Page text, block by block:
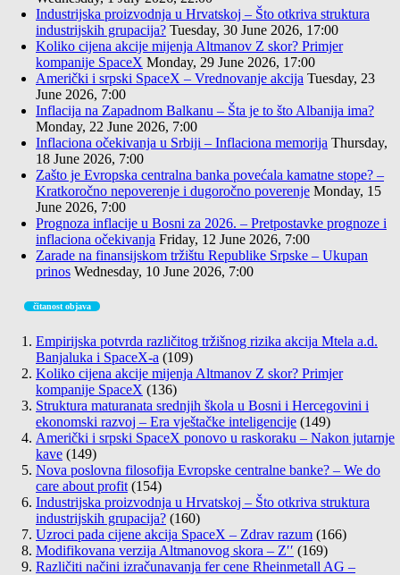
Industrijska proizvodnja u Hrvatskoj – Što otkriva struktura
industrijskih grupacija? Tuesday, 30 June 2026, 17:00
Koliko cijena akcije mijenja Altmanov Z skor? Primjer
kompanije SpaceX Monday, 29 June 2026, 17:00
Američki i srpski SpaceX – Vrednovanje akcija Tuesday, 23
June 2026, 7:00
Inflacija na Zapadnom Balkanu – Šta je to što Albanija ima?
Monday, 22 June 2026, 7:00
Inflaciona očekivanja u Srbiji – Inflaciona memorija Thursday,
18 June 2026, 7:00
Zašto je Evropska centralna banka povećala kamatne stope? –
Kratkoročno nepoverenje i dugoročno poverenje Monday, 15
June 2026, 7:00
Prognoza inflacije u Bosni za 2026. – Pretpostavke prognoze i
inflaciona očekivanja Friday, 12 June 2026, 7:00
Zarade na finansijskom tržištu Republike Srpske – Ukupan
prinos Wednesday, 10 June 2026, 7:00
čitanost objava
Empirijska potvrda različitog tržišnog rizika akcija Mtela a.d.
Banjaluka i SpaceX-a (109)
Koliko cijena akcije mijenja Altmanov Z skor? Primjer
kompanije SpaceX (136)
Struktura maturanata srednjih škola u Bosni i Hercegovini i
ekonomski razvoj – Era vještačke inteligencije (149)
Američki i srpski SpaceX ponovo u raskoraku – Nakon jutarnje
kave (149)
Nova poslovna filosofija Evropske centralne banke? – We do
care about profit (154)
Industrijska proizvodnja u Hrvatskoj – Što otkriva struktura
industrijskih grupacija? (160)
Uzroci pada cijene akcija SpaceX – Zdrav razum (166)
Modifikovana verzija Altmanovog skora – Z′′ (169)
Različiti načini izračunavanja fer cene Rheinmetall AG –